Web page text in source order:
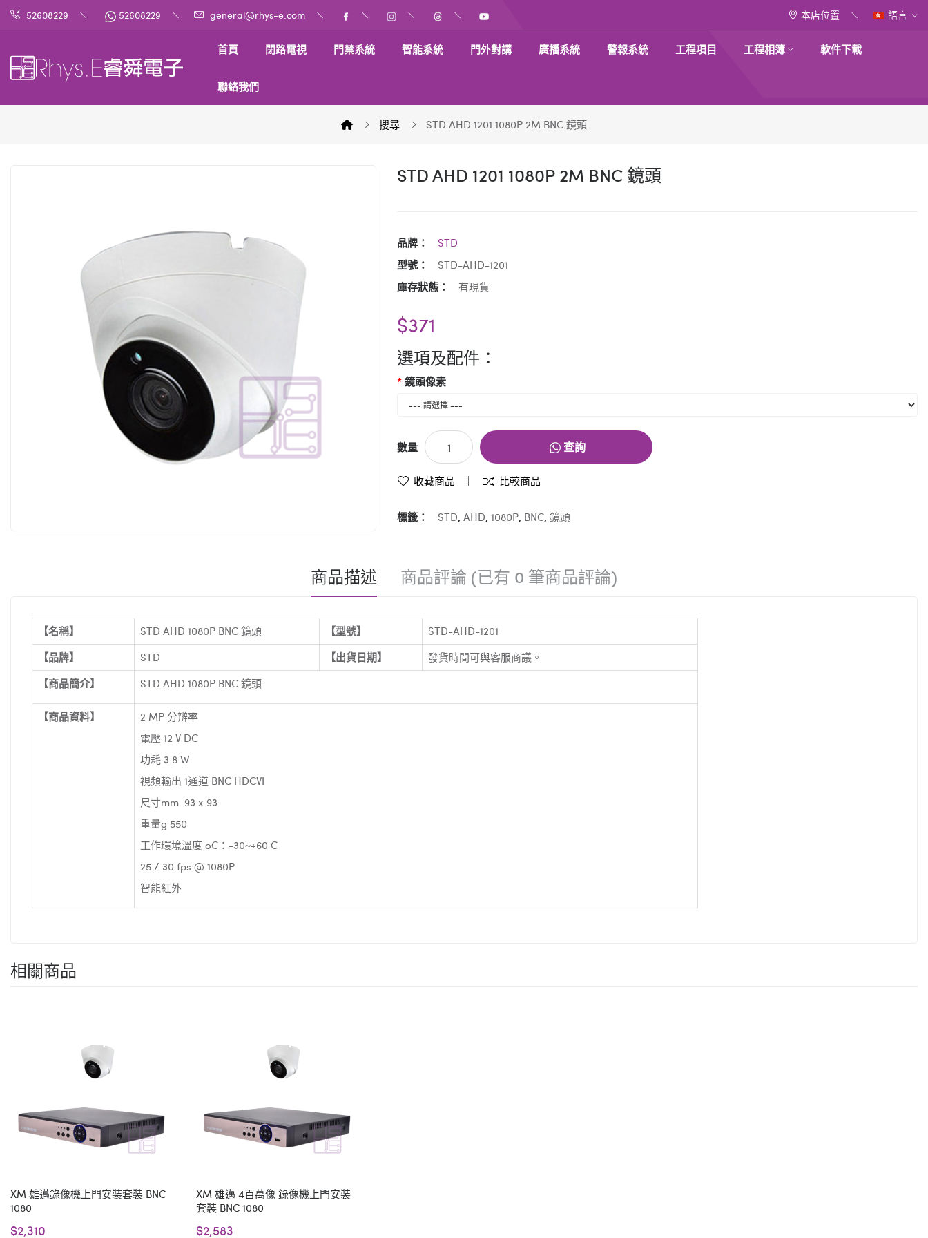
52608229 52608229 general@rhys-e.com 本店位置 語言
首頁 閉路電視 門禁系統 智能系統 門外對講 廣播系統 警報系統 工程項目 工程相簿 軟件下載
聯絡我們
搜尋 STD AHD 1201 1080P 2M BNC 鏡頭
STD AHD 1201 1080P 2M BNC 鏡頭
品牌：
STD
型號：
STD-AHD-1201
庫存狀態：
有現貨
$371
選項及配件：
鏡頭像素
數量 查詢
收藏商品 比較商品
標籤： STD, AHD, 1080P, BNC, 鏡頭
商品描述 商品評論 (已有 0 筆商品評論)
【名稱】 STD AHD 1080P BNC 鏡頭 【型號】
STD-AHD-1201
【品牌】
STD 【出貨日期】
發貨時間可與客服商議。
【商品簡介】
STD AHD 1080P BNC 鏡頭
【商品資料】
2 MP 分辨率
電壓 12 V DC
功耗 3.8 W
視頻輸出 1通道 BNC HDCVI
尺寸mm 93 x 93
重量g 550
工作環境溫度 oC：-30~+60 C
25 / 30 fps @ 1080P
智能紅外
相關商品
XM 雄邁錄像機上門安裝套裝 BNC
1080
$2,310
XM 雄邁 4百萬像 錄像機上門安裝
套裝 BNC 1080
$2,583